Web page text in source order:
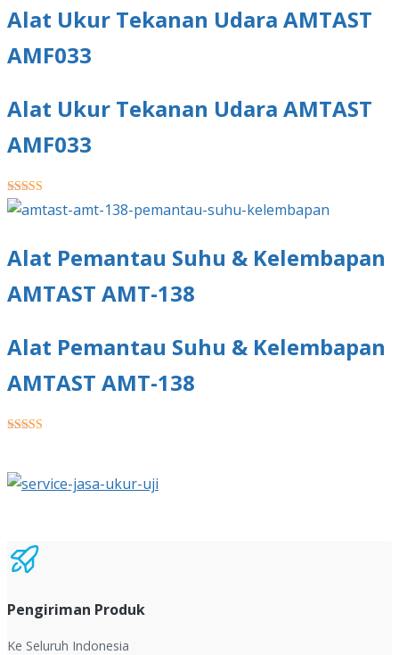
Alat Ukur Tekanan Udara AMTAST
AMF033
Alat Ukur Tekanan Udara AMTAST
AMF033
★★★★★
Alat Pemantau Suhu & Kelembapan
AMTAST AMT-138
Alat Pemantau Suhu & Kelembapan
AMTAST AMT-138
Pengiriman Produk
Ke Seluruh Indonesia